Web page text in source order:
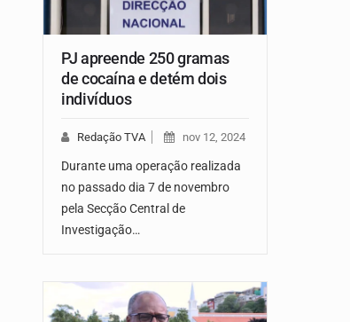
PJ apreende 250 gramas
de cocaína e detém dois
indivíduos
Redação TVA nov 12, 2024
Durante uma operação realizada
no passado dia 7 de novembro
pela Secção Central de
Investigação…